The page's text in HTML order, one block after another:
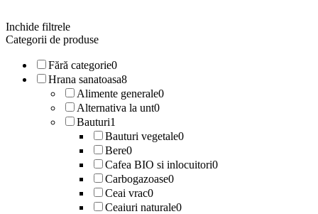
Inchide filtrele
Categorii de produse
Fără categorie0
Hrana sanatoasa8
Alimente generale0
Alternativa la unt0
Bauturi1
Bauturi vegetale0
Bere0
Cafea BIO si inlocuitori0
Carbogazoase0
Ceai vrac0
Ceaiuri naturale0